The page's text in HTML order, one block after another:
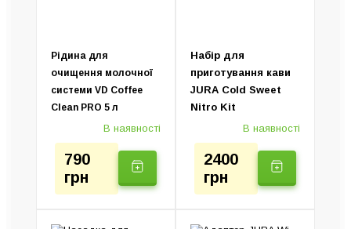
Рідина для
очищення молочної
системи VD Coffee
Clean PRO 5 л
В наявності
790
грн
Набір для
приготування кави
JURA Cold Sweet
Nitro Kit
В наявності
2400
грн